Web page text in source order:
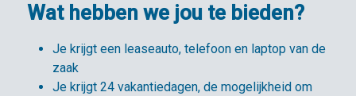
Wat hebben we jou te bieden?
Je krijgt een leaseauto, telefoon en laptop van de
zaak
Je krijgt 24 vakantiedagen, de mogelijkheid om